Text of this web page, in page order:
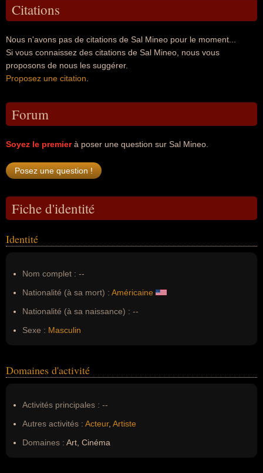
Citations
Nous n'avons pas de citations de Sal Mineo pour le moment...
Si vous connaissez des citations de Sal Mineo, nous vous
proposons de nous les suggérer.
Proposez une citation
Forum
Soyez le premierà poser une question sur Sal Mineo.
Fiche d'identité
Identité
Nom complet : --
Nationalité (à sa mort) : Américaine
Nationalité (à sa naissance) : --
Sexe : Masculin
Domaines d'activité
Activités principales : --
Autres activités : Acteur, Artiste
Domaines : Art, Cinéma